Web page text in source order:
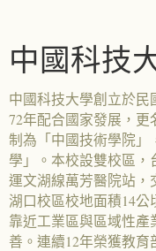
中國科技
中國科技大學創立於民
72年配合國家發展，
制為「中國技術學院」
學」。本校設雙校區，
運文湖線萬芳醫院站
湖口校區校地面積14公
靠近工業區與區域性
善。連續12年榮獲教育